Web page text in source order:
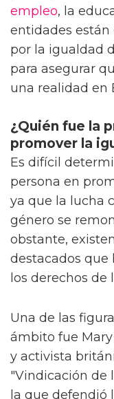
empleo, la
entidades
por la igualdad
para asegurar
una realidad en
¿Quién fue la
promover la
Es difícil
persona en
ya que la lucha
género se
obstante,
destacados
los derechos de
Una de las
ámbito fue
y activista
"Vindicación de
la que defendió